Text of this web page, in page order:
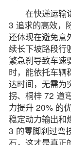
在快递运输
3 追求的高效，
还体现在避免意
续长下坡路段行
繁急刹导致车速
时，能依托车辆
达时间，无需为
拐、桐梓 72 道
力提升 20% 的
稳定动力输出和
3 的零脚刹过弯
石，这才是真正